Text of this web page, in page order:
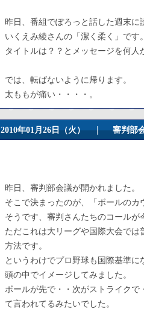
昨日、番組でぽろっと話した週末に
いくえみ綾さんの「潔く柔く」です。
タイトルは？？とメッセージを何人
では、転ばないように帰ります。
太ももが痛い・・・・。
2010年01月26日（火） ｜審判部
昨日、審判部会議が開かれました。
そこで決まったのが、「ボールのカ
そうです、審判さんたちのコールが
ただこれは大リーグや国際大会では
方法です。
というわけでプロ野球も国際基準に
頭の中でイメージしてみました。
ボールが先で・・次がストライクで
て言われてるみたいでした。